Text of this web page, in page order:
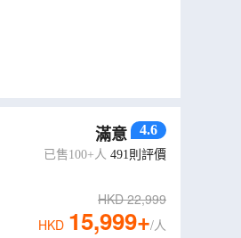
滿意 4.6
已售100+人 491則評價
HKD22,999
HKD 15,999+/人